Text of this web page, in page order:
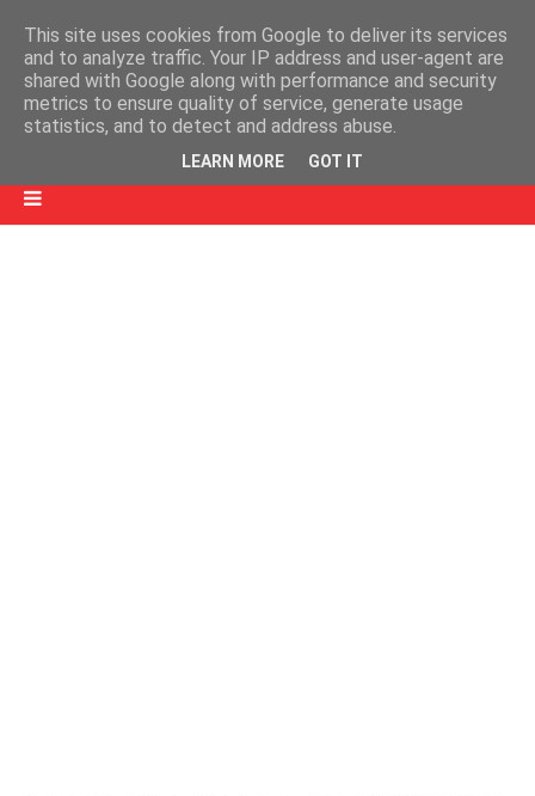
This site uses cookies from Google to deliver its services
and to analyze traffic. Your IP address and user-agent are
shared with Google along with performance and security
metrics to ensure quality of service, generate usage
statistics, and to detect and address abuse.
LEARN MORE GOT IT